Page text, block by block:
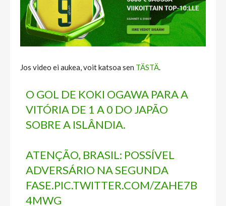
Jos video ei aukea, voit katsoa sen TÄSTÄ.
O GOL DE KOKI OGAWA PARA A
VITÓRIA DE 1 A 0 DO JAPÃO
SOBRE A ISLÂNDIA.
ATENÇÃO, BRASIL: POSSÍVEL
ADVERSÁRIO NA SEGUNDA
FASE.PIC.TWITTER.COM/ZAHE7B
4MWG